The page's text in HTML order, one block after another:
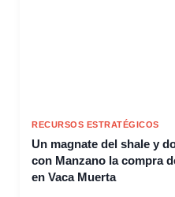
RECURSOS ESTRATÉGICOS
Un magnate del shale y
con Manzano la compra
en Vaca Muerta